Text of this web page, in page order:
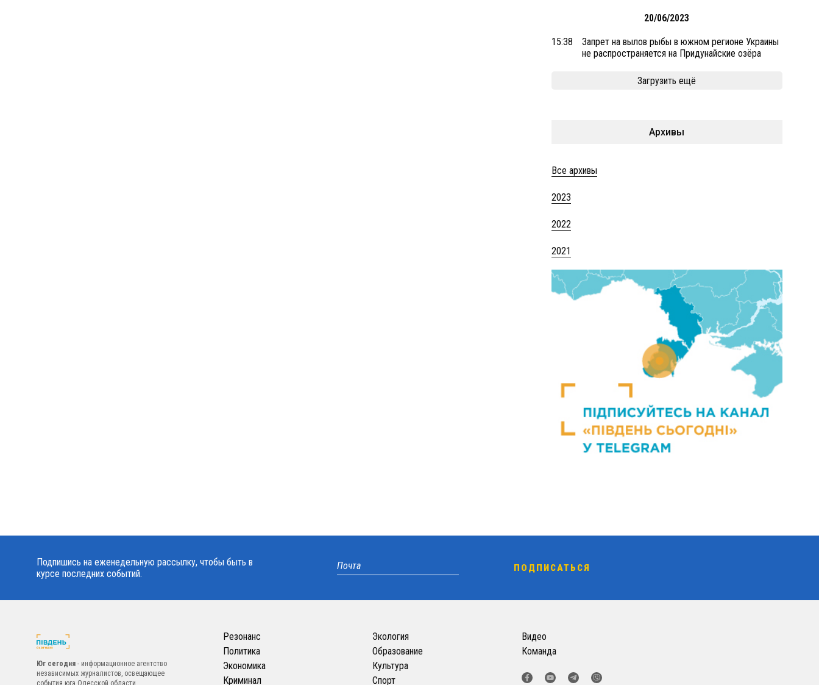
20/06/2023
15:38
Запрет на вылов рыбы в южном регионе Украины
не распространяется на Придунайские озёра
Загрузить ещё
Архивы
Все архивы
2023
2022
2021
Подпишись на еженедельную рассылку, чтобы быть в
курсе последних событий.
Юг сегодня - информационное агентство
независимых журналистов, освещающее
события юга Одесской области.
Резонанс
Политика
Экономика
Криминал
Экология
Образование
Культура
Спорт
Видео
Команда